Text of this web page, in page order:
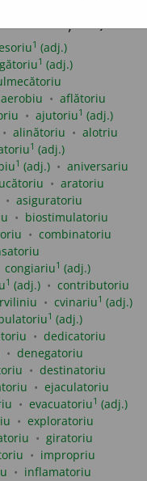
afișate)
1 (adj.)
1 (adj.)
aerobiu
aflătoriu
ajutoriu1 (adj.)
alinătoriu
alotriu
1 (adj.)
1 (adj.)
aniversariu
aratoriu
asiguratoriu
biostimulatoriu
combinatoriu
congiariu1 (adj.)
1 (adj.)
contributoriu
cvinariu1 (adj.)
1 (adj.)
dedicatoriu
denegatoriu
destinatoriu
ejaculatoriu
evacuatoriu1 (adj.)
exploratoriu
giratoriu
impropriu
inflamatoriu